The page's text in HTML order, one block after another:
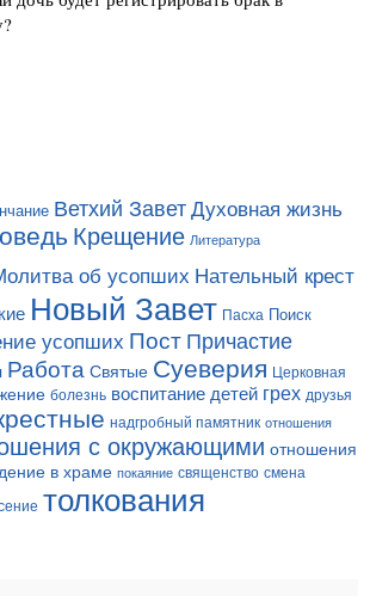
Ветхий Завет Духовная жизнь
Крещение Литература
об усопших Нательный крест
Новый Завет Пасха Поиск
усопших Пост Причастие
Работа Святые Суеверия Церковная
болезнь воспитание детей грех друзья
надгробный памятник отношения
с окружающими отношения
в храме покаяние священство смена
толкования